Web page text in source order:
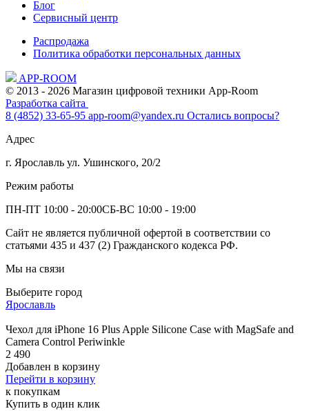
Блог
Сервисный центр
Распродажа
Политика обработки персональных данных
APP-ROOM
© 2013 - 2026 Магазин цифровой техники App-Room
Разработка сайта
8 (4852) 33-65-95 app-room@yandex.ru Остались вопросы?
Адрес
г. Ярославль ул. Ушинского, 20/2
Режим работы
ПН-ПТ 10:00 - 20:00СБ-ВС 10:00 - 19:00
Сайт не является публичной офертой в соответствии со
статьями 435 и 437 (2) Гражданского кодекса РФ.
Мы на связи
Выберите город
Ярославль
Чехол для iPhone 16 Plus Apple Silicone Case with MagSafe and
Camera Control Periwinkle
2 490
Добавлен в корзину
Перейти в корзину
к покупкам
Купить в один клик